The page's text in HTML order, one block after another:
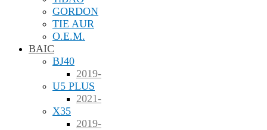
GORDON
TIE AUR
O.E.M.
BAIC
BJ40
2019-
U5 PLUS
2021-
X35
2019-